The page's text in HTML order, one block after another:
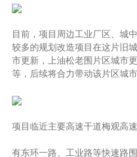
目前，项目周边工业厂区、城
较多的规划改造项目在这片旧
市更新，上油松老围片区城市
等，后续将合力带动该片区城
项目临近主要高速干道梅观高速
有东环一路、工业路等快速路围